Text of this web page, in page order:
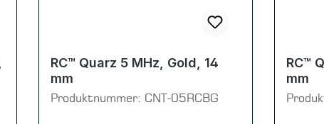
RC™ Quarz 5 MHz, Gold, 14
mm
Produktnummer: CNT-05RCBG
RC™
mm